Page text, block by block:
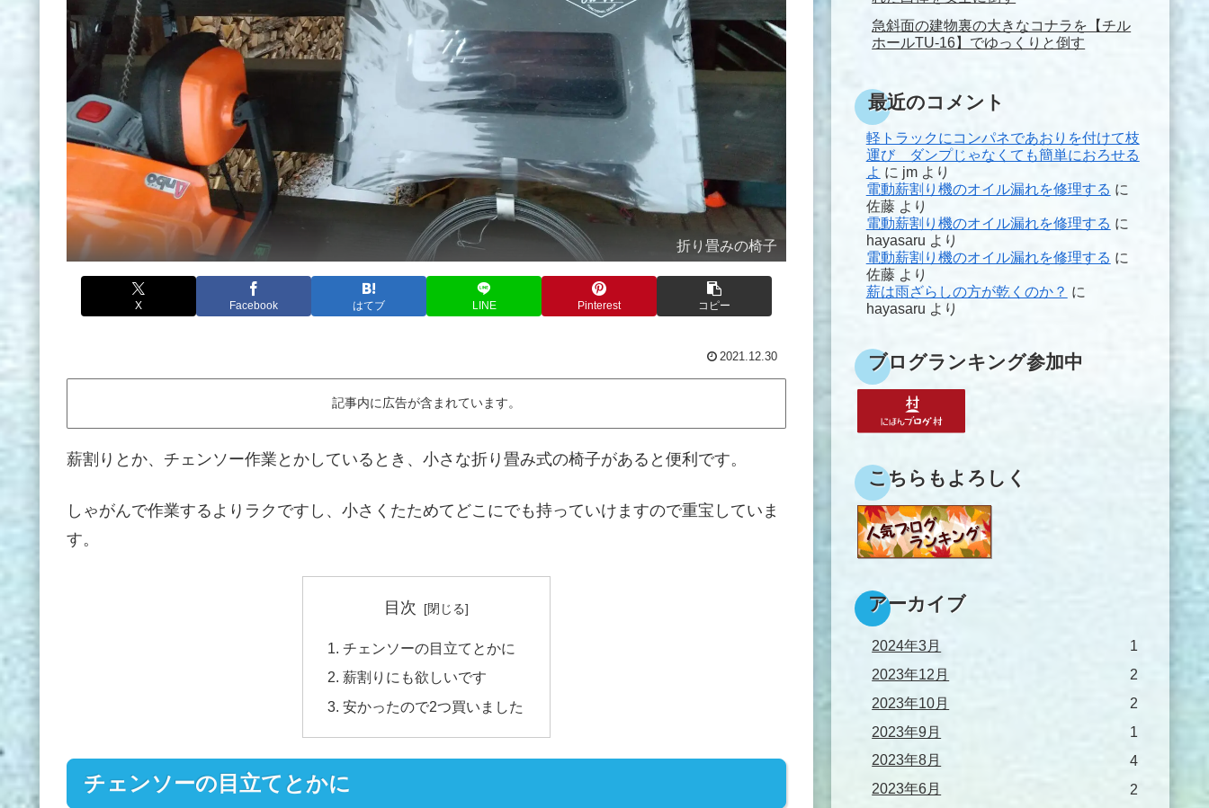
折り畳みの椅子
X Facebook はてブ LINE Pinterest コピー
2021.12.30
記事内に広告が含まれています。
薪割りとか、チェンソー作業とかしているとき、小さな折り畳み式の椅子があると便利です。
しゃがんで作業するよりラクですし、小さくたためてどこにでも持っていけますので重宝していま
す。
目次
チェンソーの目立てとかに
薪割りにも欲しいです
安かったので2つ買いました
チェンソーの目立てとかに
急斜面の建物裏の大きなコナラを【チル
ホールTU-16】でゆっくりと倒す
最近のコメント
軽トラックにコンパネであおりを付けて枝
運び ダンプじゃなくても簡単におろせる
よ に jmより
電動薪割り機のオイル漏れを修理する に
佐藤より
電動薪割り機のオイル漏れを修理する に
hayasaru より
電動薪割り機のオイル漏れを修理する に
佐藤より
薪は雨ざらしの方が乾くのか？ に
hayasaru より
ブログランキング参加中
こちらもよろしく
アーカイブ
2024年3月
1
2023年12月
2
2023年10月
2
2023年9月
1
2023年8月
4
2023年6月
2